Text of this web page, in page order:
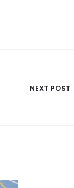
NEXT POST